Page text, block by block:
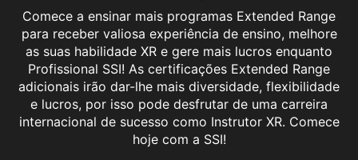
Comece a ensinar mais programas Extended Range
para receber valiosa experiência de ensino, melhore
as suas habilidade XR e gere mais lucros enquanto
Profissional SSI! As certificações Extended Range
adicionais irão dar-lhe mais diversidade, flexibilidade
e lucros, por isso pode desfrutar de uma carreira
internacional de sucesso como Instrutor XR. Comece
hoje com a SSI!
Cave Diving Instructor